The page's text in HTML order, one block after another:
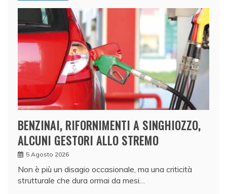
BENZINAI, RIFORNIMENTI A SINGHIOZZO,
ALCUNI GESTORI ALLO STREMO
5 Agosto 2026
Non è più un disagio occasionale, ma una criticità
strutturale che dura ormai da mesi…